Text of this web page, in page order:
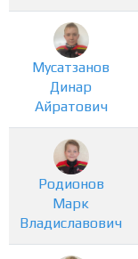
Мусатзанов
Динар
Айратович
Родионов
Марк
Владиславович